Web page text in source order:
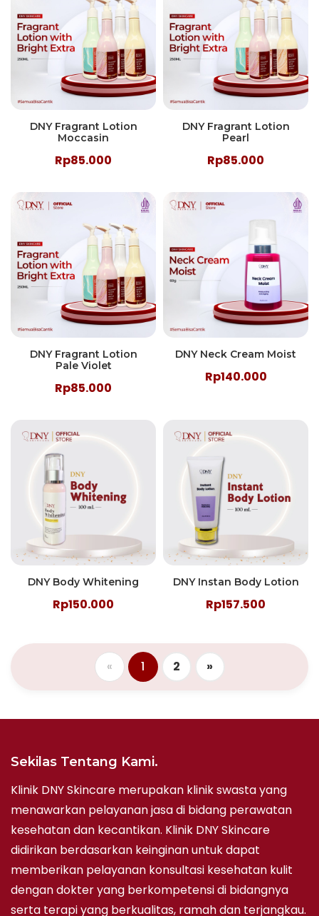
DNY Fragrant Lotion
Moccasin
Rp85.000
DNY Fragrant Lotion
Pearl
Rp85.000
DNY Fragrant Lotion
Pale Violet
Rp85.000
DNY Neck Cream Moist
Rp140.000
DNY Body Whitening
Rp150.000
DNY Instan Body Lotion
Rp157.500
« 1 2 »
Sekilas Tentang Kami.
Klinik DNY Skincare merupakan klinik swasta yang
menawarkan pelayanan jasa di bidang perawatan
kesehatan dan kecantikan. Klinik DNY Skincare
didirikan berdasarkan keinginan untuk dapat
memberikan pelayanan konsultasi kesehatan kulit
dengan dokter yang berkompetensi di bidangnya
serta terapi yang berkualitas, ramah dan terjangkau.